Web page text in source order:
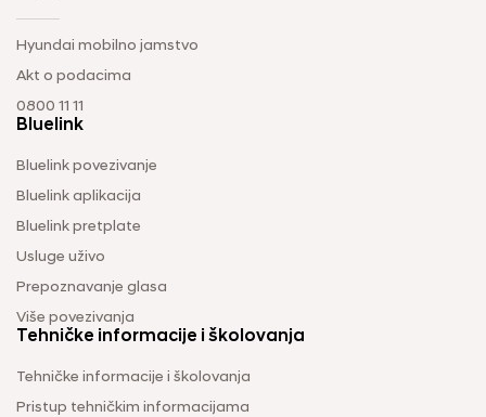
Hyundai mobilno jamstvo
Akt o podacima
0800 11 11
Bluelink
Bluelink povezivanje
Bluelink aplikacija
Bluelink pretplate
Usluge uživo
Prepoznavanje glasa
Više povezivanja
Tehničke informacije i školovanja
Tehničke informacije i školovanja
Pristup tehničkim informacijama